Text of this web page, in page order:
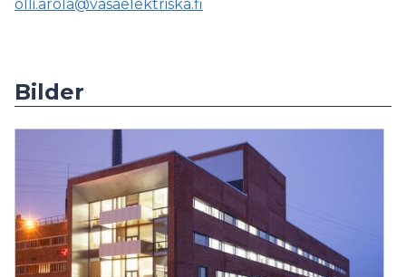
olli.arola@vasaelektriska.fi
Bilder